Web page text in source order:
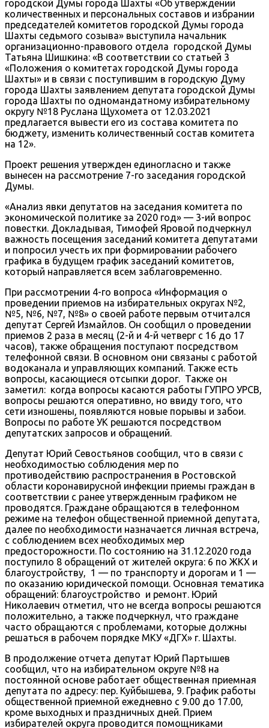
городской Думы города Шахты «Об утверждении
количественных и персональных составов и избрании
председателей комитетов городской Думы города
Шахты седьмого созыва» выступила начальник
организационно-правового отдела городской Думы
Татьяна Шишкина: «В соответствии со статьей 3
«Положения о комитетах городской Думы города
Шахты» и в связи с поступившим в городскую Думу
города Шахты заявлением депутата городской Думы
города Шахты по одномандатному избирательному
округу №18 Руслана Щухомета от 12.03.2021
предлагается вывести его из состава комитета по
бюджету, изменить количественный состав комитета
на 12».
Проект решения утвержден единогласно и также
вынесен на рассмотрение 7-го заседания городской
Думы.
«Анализ явки депутатов на заседания комитета по
экономической политике за 2020 год» — 3-ий вопрос
повестки. Докладывая, Тимофей Яровой подчеркнул
важность посещения заседаний комитета депутатами
и попросил учесть их при формировании рабочего
графика в будущем график заседаний комитетов,
который направляется всем заблаговременно.
При рассмотрении 4-го вопроса «Информация о
проведении приемов на избирательных округах №2,
№5, №6, №7, №8» о своей работе первым отчитался
депутат Сергей Измайлов. Он сообщил о проведении
приемов 2 раза в месяц (2-й и 4-й четверг с 16 до 17
часов), также обращения поступают посредством
телефонной связи. В основном они связаны с работой
водоканала и управляющих компаний. Также есть
вопросы, касающиеся отсыпки дорог. Также он
заметил: когда вопросы касаются работы ГУПРО УРСВ,
вопросы решаются оперативно, но ввиду того, что
сети изношены, появляются новые порывы и забои.
Вопросы по работе УК решаются посредством
депутатских запросов и обращений.
Депутат Юрий Севостьянов сообщил, что в связи с
необходимостью соблюдения мер по
противодействию распространения в Ростовской
области коронавирусной инфекции приемы граждан в
соответствии с ранее утвержденным графиком не
проводятся. Граждане обращаются в телефонном
режиме на телефон общественной приемной депутата,
далее по необходимости назначается личная встреча,
с соблюдением всех необходимых мер
предосторожности. По состоянию на 31.12.2020 года
поступило 8 обращений от жителей округа: 6 по ЖКХ и
благоустройству, 1 — по транспорту и дорогам и 1 —
по оказанию юридической помощи. Основная тематика
обращений: благоустройство и ремонт. Юрий
Николаевич отметил, что не всегда вопросы решаются
положительно, а также подчеркнул, что граждане
часто обращаются с проблемами, которые должны
решаться в рабочем порядке МКУ «ДГХ» г. Шахты.
В продолжение отчета депутат Юрий Партышев
сообщил, что на избирательном округе №8 на
постоянной основе работает общественная приемная
депутата по адресу: пер. Куйбышева, 9. График работы
общественной приемной ежедневно с 9.00 до 17.00,
кроме выходных и праздничных дней. Прием
избирателей округа проводится помощниками